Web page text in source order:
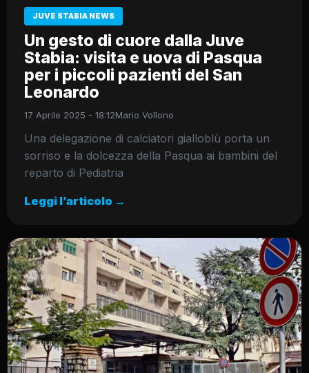
JUVE STABIA NEWS
Un gesto di cuore dalla Juve
Stabia: visita e uova di Pasqua
per i piccoli pazienti del San
Leonardo
17 Aprile 2025 - 18:12Mario Vollono
Una delegazione di calciatori gialloblù porta un
sorriso e la dolcezza della Pasqua ai bambini del
reparto di Pediatria
Leggi l’articolo →